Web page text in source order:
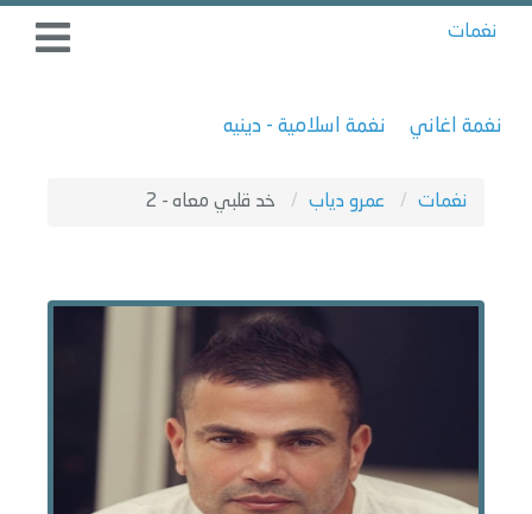
نغمات
نغمة اغاني نغمة اسلامية - دينيه
نغمات عمرو دياب خد قلبي معاه - 2